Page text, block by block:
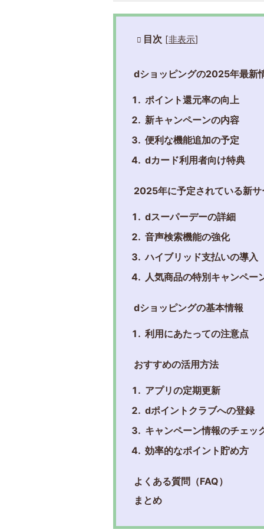
目次 [非表示]
dショッピングの2025年最新
ポイント還元率の向上
新キャンペーンの内容
便利な機能追加の予定
dカード利用者向け特典
2025年に予定されている新サ
dスーパーデーの詳細
音声検索機能の強化
ハイブリッド支払いの導入
人気商品の特別キャンペー
dショッピングの基本情報
利用にあたっての注意点
おすすめの活用方法
アプリの定期更新
dポイントクラブへの登録
キャンペーン情報のチェッ
効率的なポイント貯め方
よくある質問（FAQ）
まとめ